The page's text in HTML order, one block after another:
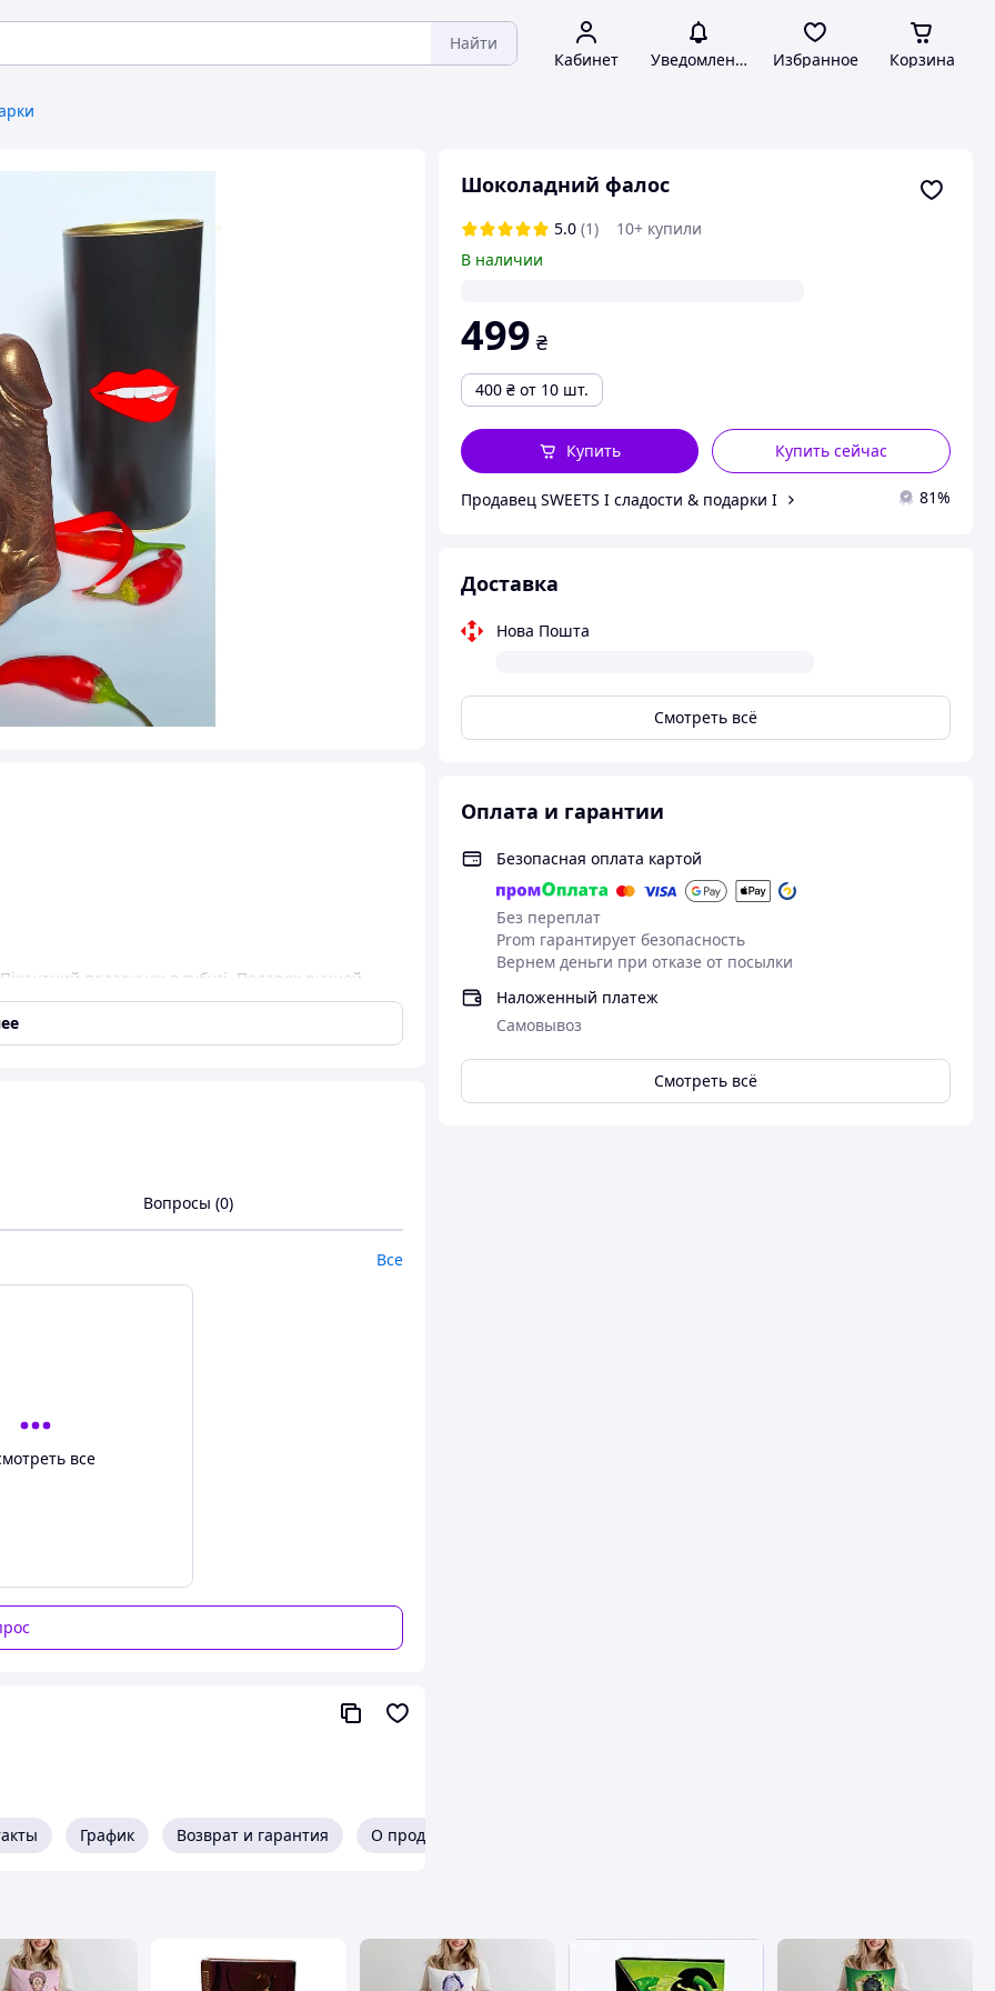
Найти
Кабинет Уведомления Избранное Корзина
Шоколадний фалос
5.0 (1)
10+ купили
В наличии
499 ₴
400 ₴ от 10 шт.
Купить сейчас
Купить
Продавец SWEETS I сладости & подарки I 81%
Доставка
Нова Пошта
Смотреть всё
Оплата и гарантии
Безопасная оплата картой
Без переплат
Prom гарантирует безопасность
Вернем деньги при отказе от посылки
Наложенный платеж
Самовывоз
Смотреть всё
подарунок в тубусі. Подарок ручной
Подарки изготовлены вручную
составляющая всей продукции -
только содержимое, но и упаковку.
Вопросы (0)
Все
все
График Возврат и гарантия О продавце